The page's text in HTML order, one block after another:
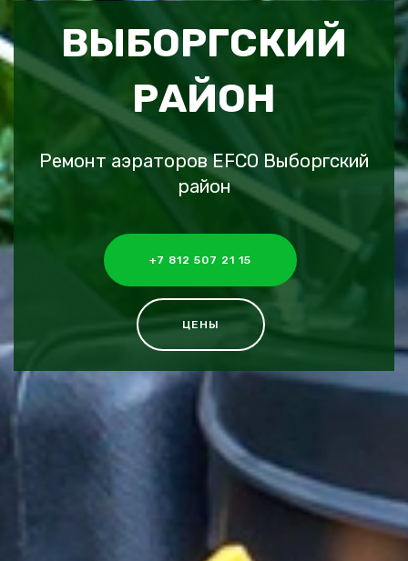
ВЫБОРГСКИЙ
РАЙОН
Ремонт аэраторов EFCO Выборгский
район
+7 812 507 21 15
ЦЕНЫ